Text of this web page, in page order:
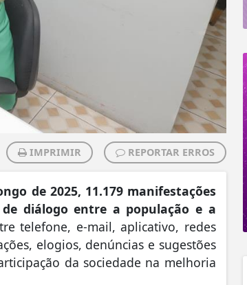
IMPRIMIR REPORTAR ERROS
de 2025, 11.179 manifestações
diálogo entre a população e a
telefone, e-mail, aplicativo, redes
elogios, denúncias e sugestões
da sociedade na melhoria